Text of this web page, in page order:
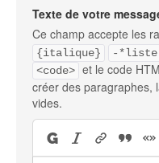
Texte de votre
Ce champ accepte les
{italique}
-*liste
<code> et le code
créer des paragraphes,
vides.